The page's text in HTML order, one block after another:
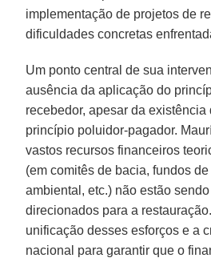
implementação de projetos de
dificuldades concretas
Um ponto central de sua
ausência da aplicação do
recebedor, apesar da
princípio poluidor-pagador.
vastos recursos financeiros
(em comitês de bacia, fundos
ambiental, etc.) não estão
direcionados para a
unificação desses esforços e a
nacional para garantir que o